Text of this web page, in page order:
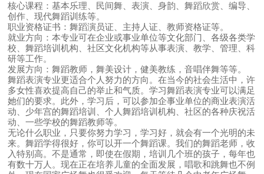
核心课程：基本乐理、民间舞、表演、身韵、舞蹈欣赏、编导、
创作、现代舞蹈训练等。
职业资格证书：舞蹈演员证、主持人证、教师资格证等。
就业方向：本专业可在企业或事业单位等文化部门、各级各类学
校、舞蹈培训机构、社区文化机构等从事表演、教学、管理、科
研等工作。
发展方向：舞蹈教师，舞美设计，健美教练，音唱伴舞等等。
舞蹈表演专业更适合个人努力的方向。在当今的社会生活中，许
多女性喜欢提高自己的举止和气质。学习舞蹈表演专业可以满足
她们的要求。此外，学习后，可以参加企事业单位的商业表演活
动、少年宫的舞蹈培训、个人舞蹈培训机构、社区的各种庆祝活
动、一些学校的舞蹈教师等。
无论什么职业，只要你努力学习，学习好，就会有一个光明的未
来。舞蹈学得很好，你可以开一个舞蹈课。我们的舞蹈老师，收
入特别高。不是通常，即使在假期，培训几个班的孩子，每年也
有数十万人。现在正在培养儿童的全面发展，唱歌和跳舞也不例